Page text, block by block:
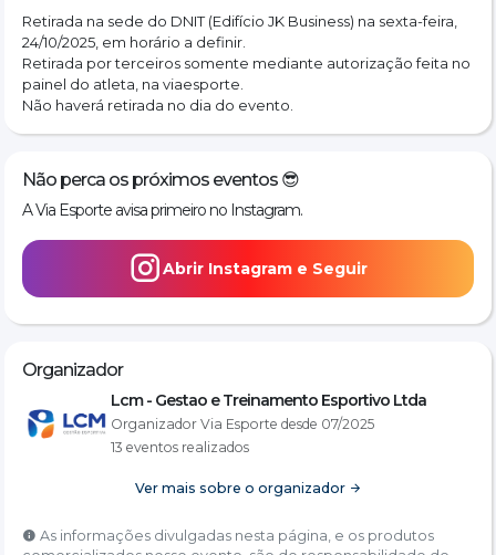
Retirada na sede do DNIT (Edifício JK Business) na sexta-feira,
24/10/2025, em horário a definir.
Retirada por terceiros somente mediante autorização feita no
painel do atleta, na viaesporte.
Não haverá retirada no dia do evento.
Não perca os próximos eventos 😎
A Via Esporte avisa primeiro no Instagram.
Abrir Instagram e Seguir
Organizador
Lcm - Gestao e Treinamento Esportivo Ltda
Organizador Via Esporte desde 07/2025
13 eventos realizados
Ver mais sobre o organizador
As informações divulgadas nesta página, e os produtos